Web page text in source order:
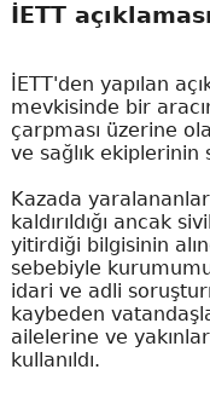
İETT açıklaması
İETT'den yapılan
mevkisinde bir
çarpması üzerine
ve sağlık
Kazada
kaldırıldığı ancak
yitirdiği bilgisinin
sebebiyle
idari ve adli
kaybeden
ailelerine ve
kullanıldı.